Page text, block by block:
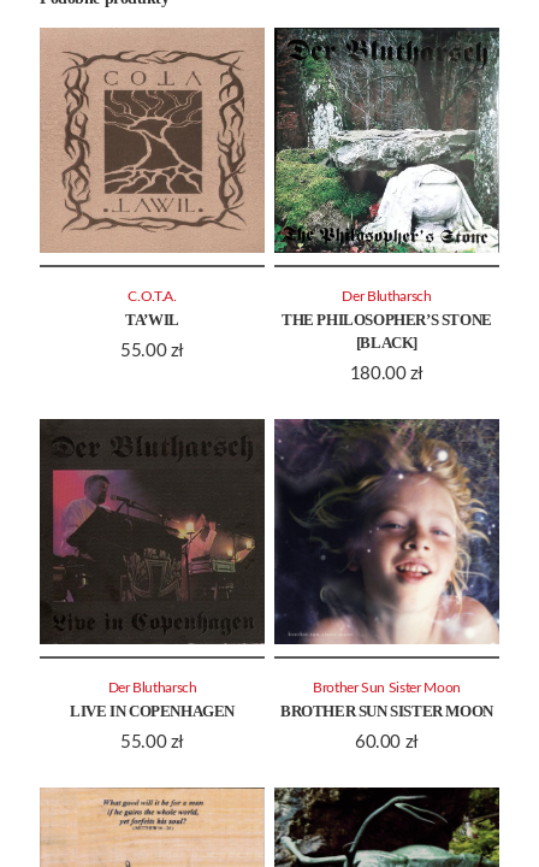
TA’WIL
55.00 zł
C.O.T.A.
THE PHILOSOPHER’S STONE
[BLACK]
180.00 zł
Der Blutharsch
LIVE IN COPENHAGEN
55.00 zł
Der Blutharsch
BROTHER SUN SISTER MOON
60.00 zł
Brother Sun Sister Moon